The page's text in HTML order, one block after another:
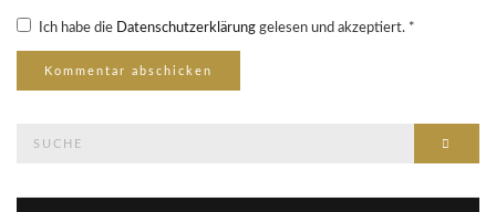
Ich habe die Datenschutzerklärung gelesen und akzeptiert. *